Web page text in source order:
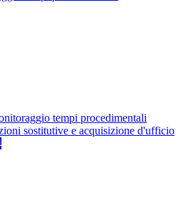
tempi procedimentali
sostitutive e acquisizione d'ufficio